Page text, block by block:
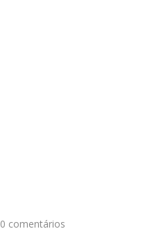
0 comentários